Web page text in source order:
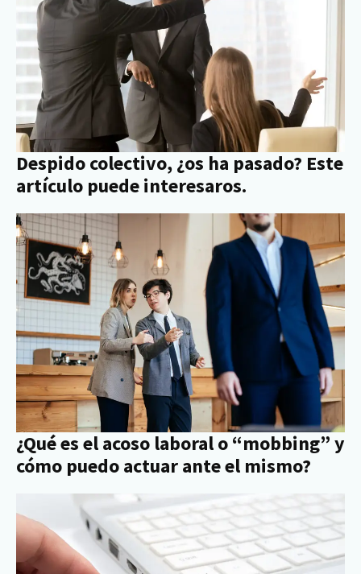
Despido colectivo, ¿os ha pasado? Este
artículo puede interesaros.
¿Qué es el acoso laboral o “mobbing” y
cómo puedo actuar ante el mismo?